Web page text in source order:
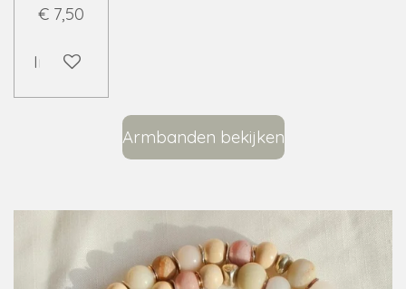
€ 7,50
In winkelwagen
Armbanden bekijken